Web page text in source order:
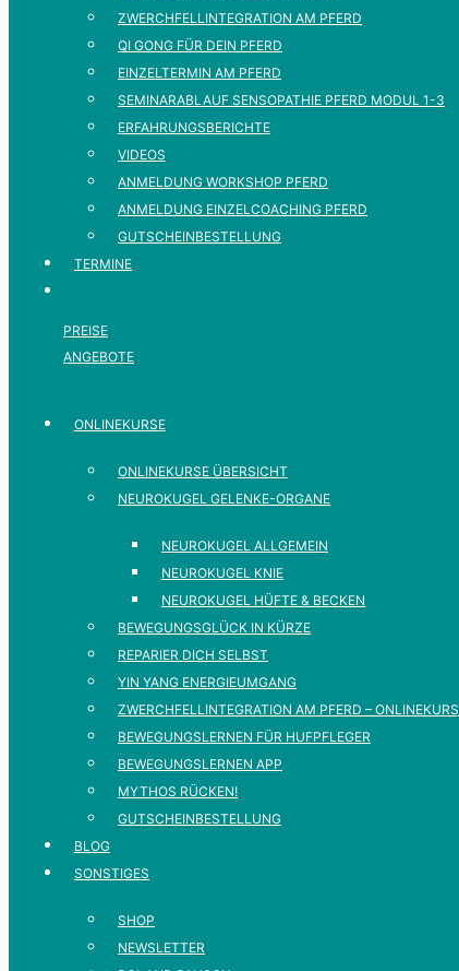
ZWERCHFELLINTEGRATION AM PFERD
QI GONG FÜR DEIN PFERD
EINZELTERMIN AM PFERD
SEMINARABLAUF SENSOPATHIE PFERD MODUL 1-3
ERFAHRUNGSBERICHTE
VIDEOS
ANMELDUNG WORKSHOP PFERD
ANMELDUNG EINZELCOACHING PFERD
GUTSCHEINBESTELLUNG
TERMINE
PREISE
ANGEBOTE
ONLINEKURSE
ONLINEKURSE ÜBERSICHT
NEUROKUGEL GELENKE-ORGANE
NEUROKUGEL ALLGEMEIN
NEUROKUGEL KNIE
NEUROKUGEL HÜFTE & BECKEN
BEWEGUNGSGLÜCK IN KÜRZE
REPARIER DICH SELBST
YIN YANG ENERGIEUMGANG
ZWERCHFELLINTEGRATION AM PFERD – ONLINEKURS
BEWEGUNGSLERNEN FÜR HUFPFLEGER
BEWEGUNGSLERNEN APP
MYTHOS RÜCKEN!
GUTSCHEINBESTELLUNG
BLOG
SONSTIGES
SHOP
NEWSLETTER